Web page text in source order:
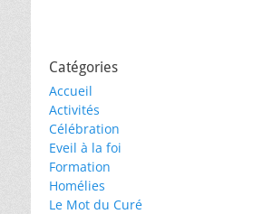
Catégories
Accueil
Activités
Célébration
Eveil à la foi
Formation
Homélies
Le Mot du Curé